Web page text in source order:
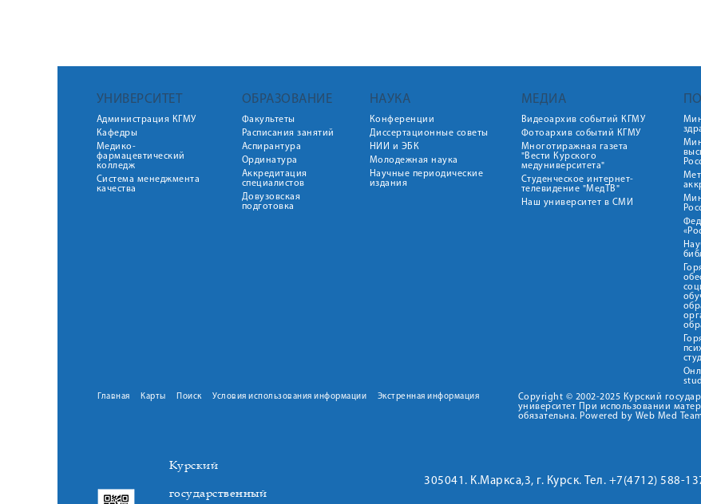
УНИВЕРСИТЕТ
Администрация КГМУ
Кафедры
Медико-
фармацевтический
колледж
Система менеджмента
качества
ОБРАЗОВАНИЕ
Факультеты
Расписания занятий
Аспирантура
Ординатура
Аккредитация
специалистов
Довузовская
подготовка
НАУКА
Конференции
Диссертационные советы
НИИ и ЭБК
Молодежная наука
Научные периодические
издания
МЕДИА
Видеоархив событий КГМУ
Фотоархив событий КГМУ
Многотиражная газета
"Вести Курского
медуниверситета"
Студенческое интернет-
телевидение "МедТВ"
Наш университет в СМИ
Главная Карты Поиск Условия использования информации Экстренная информация
Copyright © 2002-2025 Курский
университет При использовании
обязательна. Powered by Web Med
Курский
государственный
305041. К.Маркса,3, г. Курск. Тел. +7(4712) 588-